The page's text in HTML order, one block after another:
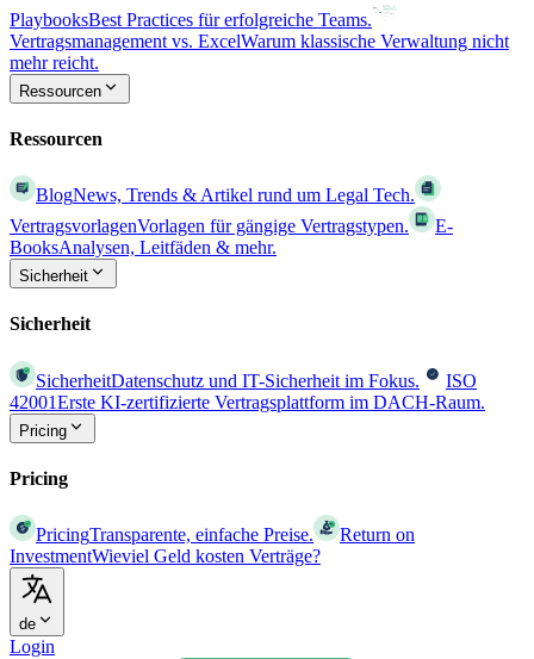
PlaybooksBest Practices für erfolgreiche Teams.
Vertragsmanagement vs. ExcelWarum klassische Verwaltung nicht
mehr reicht.
Ressourcen
Ressourcen
BlogNews, Trends & Artikel rund um Legal Tech.
VertragsvorlagenVorlagen für gängige Vertragstypen.
E-
BooksAnalysen, Leitfäden & mehr.
Sicherheit
Sicherheit
SicherheitDatenschutz und IT-Sicherheit im Fokus.
ISO
42001Erste KI-zertifizierte Vertragsplattform im DACH-Raum.
Pricing
Pricing
PricingTransparente, einfache Preise.
Return on
InvestmentWieviel Geld kosten Verträge?
de
Login